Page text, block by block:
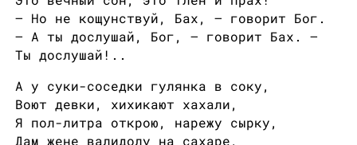
— Но не кощунствуй, Бах, — говорит Бог.
— А ты дослушай, Бог, — говорит Бах. —
Ты дослушай!..
А у суки-соседки гулянка в соку,
Воют девки, хихикают хахали,
Я пол-литра открою, нарежу сырку,
Дам жене валидолу на сахаре,